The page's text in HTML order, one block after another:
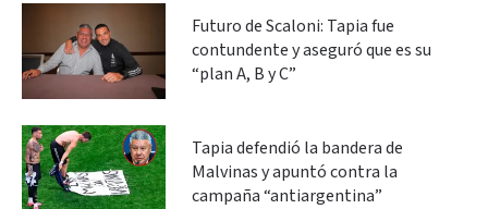
Futuro de Scaloni: Tapia fue
contundente y aseguró que es su
“plan A, B y C”
Tapia defendió la bandera de
Malvinas y apuntó contra la
campaña “antiargentina”